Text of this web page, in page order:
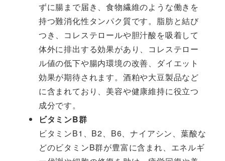
ずに腸まで届き、食物繊維のような働きを
持つ難消化性タンパク質です。脂肪と結び
つき、コレステロールや胆汁酸を吸着して
体外に排出する効果があり、コレステロー
ル値の低下や腸内環境の改善、ダイエット
効果が期待されます。酒粕や大豆製品など
に含まれており、美容や健康維持に役立つ
成分です。
ビタミンB群
ビタミンB1、B2、B6、ナイアシン、葉酸な
どのビタミンB群が豊富に含まれ、エネルギ